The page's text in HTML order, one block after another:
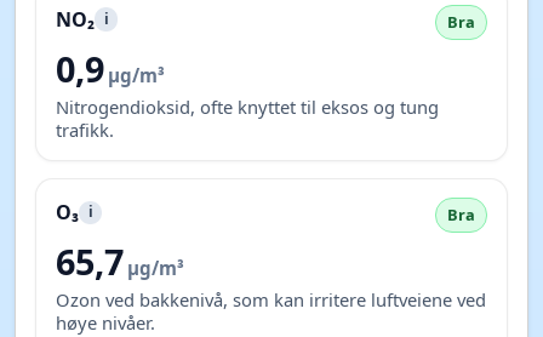
NO₂ i Bra
0,9 µg/m³
Nitrogendioksid, ofte knyttet til eksos og tung
trafikk.
O₃ i Bra
65,7 µg/m³
Ozon ved bakkenivå, som kan irritere luftveiene ved
høye nivåer.